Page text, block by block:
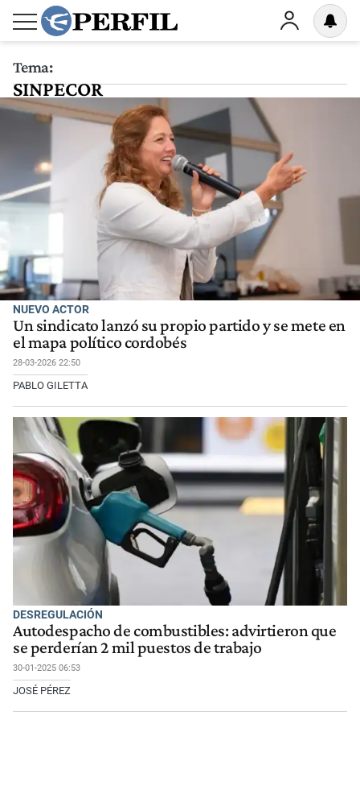
Tema:
SINPECOR
NUEVO ACTOR
Un sindicato lanzó su propio partido y se mete en
el mapa político cordobés
28-03-2026 22:50
PABLO GILETTA
DESREGULACIÓN
Autodespacho de combustibles: advirtieron que
se perderían 2 mil puestos de trabajo
30-01-2025 06:53
JOSÉ PÉREZ